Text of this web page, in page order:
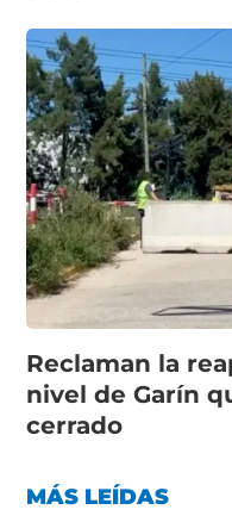
Reclaman la
nivel de Garín
cerrado
MÁS LEÍDAS